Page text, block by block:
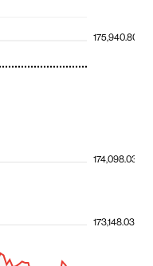
173,148.03
174,098.03
175,940.80